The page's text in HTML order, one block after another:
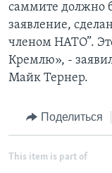
саммите должно
заявление,
членом НАТО”.
Кремлю», -
Майк Тернер.
Поделиться
This item is part of